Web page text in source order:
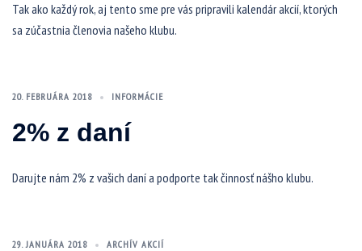
Tak ako každý rok, aj tento sme pre vás pripravili kalendár akcií, ktorých
sa zúčastnia členovia našeho klubu.
20. FEBRUÁRA 2018 INFORMÁCIE
2% z daní
Darujte nám 2% z vašich daní a podporte tak činnosť nášho klubu.
29. JANUÁRA 2018 ARCHÍV AKCIÍ